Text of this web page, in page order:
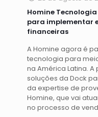
Homine
para implementar
financeiras
A Homine agora é
tecnologia para
na América Latina.
soluções da Dock
da expertise de
Homine, que vai
no processo de